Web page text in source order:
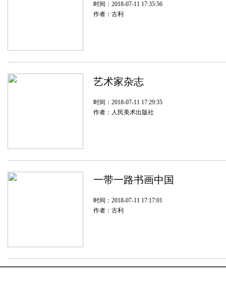
时间：2018-07-11 17:35:56
作者：古利
艺术家杂志
时间：2018-07-11 17:29:35
作者：人民美术出版社
一带一路书画中国
时间：2018-07-11 17:17:01
作者：古利